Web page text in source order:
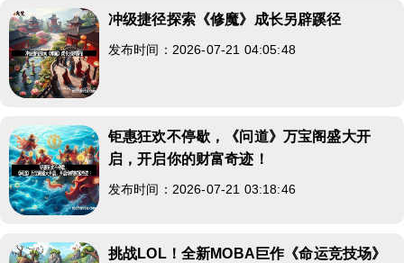
冲级捷径探索《修魔》成长另辟蹊径
发布时间：2026-07-21 04:05:48
钜惠狂欢不停歇，《问道》万宝阁盛大开
启，开启你的财富奇迹！
发布时间：2026-07-21 03:18:46
挑战LOL！全新MOBA巨作《命运竞技场》